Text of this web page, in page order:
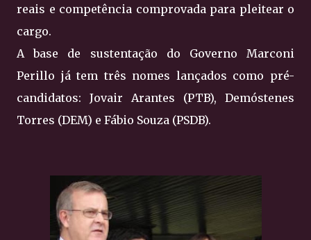
reais e competência comprovada para pleitear o
cargo.
A base de sustentação do Governo Marconi
Perillo já tem três nomes lançados como pré-
candidatos: Jovair Arantes (PTB), Demóstenes
Torres (DEM) e Fábio Souza (PSDB).